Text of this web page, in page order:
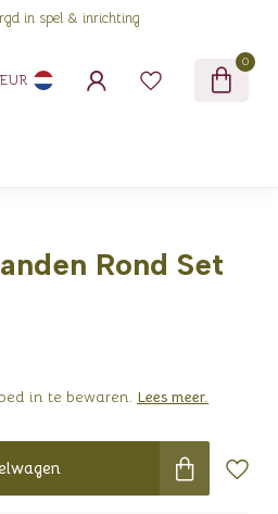
in spel & inrichting
EUR
0
Rond Set
in te bewaren. Lees meer.